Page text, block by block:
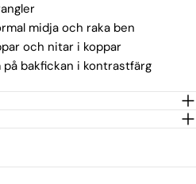
midja och raka ben
och nitar i koppar
bakfickan i kontrastfärg